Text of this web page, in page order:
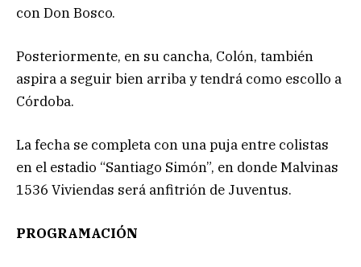
con Don Bosco.
Posteriormente, en su cancha, Colón, también
aspira a seguir bien arriba y tendrá como escollo a
Córdoba.
La fecha se completa con una puja entre colistas
en el estadio “Santiago Simón”, en donde Malvinas
1536 Viviendas será anfitrión de Juventus.
PROGRAMACIÓN